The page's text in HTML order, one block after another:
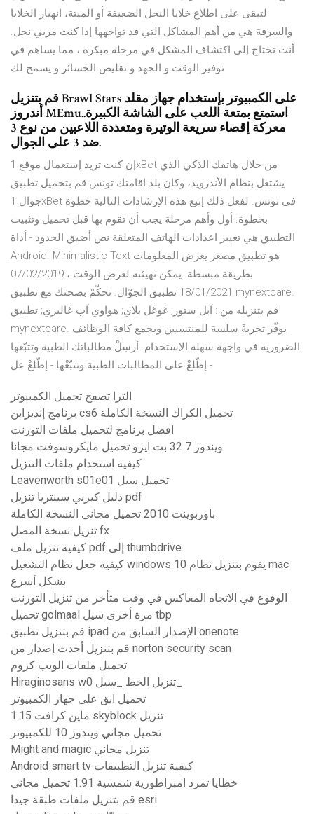
لتبقى على اطلاع خلايا النحل الضعيفة أو الميتة، انهيار الخلايا
والسرقة هي من أهم المشاكل التي قد تواجهها إذا كنت مربي نحل.
أنت تحتاج إلى اكتشاف المشكل في مرحلة مبكرة ، مما يساهم في
توفير الوقت و الجهد و تقليص الخسائر و يسمح لك
قم بتنزيل Brawl Stars على الكمبيوتر بإستخدام جهاز مقلد
أندروز MEmu.استمتع بمتعة اللعب على الشاشة الكبيرة.
معركة إقصاء سريعة الوتيرة ومتعددة اللاعبين من نوع 3
ضد 3 على الجوال.
إن كنت تريد إستعمال موقع 1xBet من خلال هاتفك الذكي الذي
يشتغل بنظام الأندرويد، وكان بلد اقامتك تونس قم بتحميل تطبيق
جوال 1xBet في تونس. لفعل ذلك إتبع هذه الإرشادات التالية خطوة
بخطوة. أول وأهم مرحلة يجب أن تقوم بها قبل تحميل وتثبيت
التطبيق هي تغيير اعدادات الهاتف المتعلقة نص أضيق الحدود - أداة
Android. Minimalistic Text هو تطبيق مصغر يعرض المعلومات
بطريقة مبسطة. يمكن تهيئته لعرض الوقت ، 07/02/2019
18/01/2021 تطبيق الجوّال. تحكّمْ بصحتك مع تطبيق mynextcare.
قم بتنزيله من : آبل ستور; غوغل بلاي; هواوي آب غاليري; تطبيق
mynextcare. يوفّر تجربةً سلسة للمنتسبين ويجمع كافة الوظائف
الضرورية في واجهة سهلة الإستخدام. أرسِلْ مطالباتك الطبية وتتبّعها
- إطّلعْ على المطالبات الطبية وتتبّعْها - إطّلعْ عل
الترا تصفح تحميل الكمبيوتر
برنامج إنديزاين cs6 تحميل الكراك النسخة الكاملة
افضل برنامج لتحميل ملفات التورنت
ويندوز 7 32 بت ايزو تحميل مايكروسوفت مجانا
كيفية استخدام ملفات التنزيل
Leavenworth s01e01 تحميل سيل
دليل كيربي سينتريا تنزيل pdf
باوربوينت 2010 تحميل مجاني النسخة الكاملة
تنزيل نسخة المصل fx
كيفية تنزيل ملف pdf إلى thumbdrive
كيفية جعل نظام التشغيل windows 10 يقوم بتنزيل نظام mac
بشكل أسرع
الوقوع في الاتجاه المعاكس في وقت متأخر من تنزيل التورنت
تحميل golmaal مرة أخرى سيل tbp
قم بتنزيل تطبيق ipad الإصدار السابق من onenote
قم بتنزيل أحدث إصدار من norton security scan
تحميل ملفات الويب كروم
تحميل ابق على جهاز الكمبيوتر
ماين كرافت 1.15 skyblock تنزيل
تحميل مجاني ويندوز 10 للكمبيوتر
Might and magic تنزيل مجاني
Android smart tv كيفية تنزيل التطبيقات
خطايا تمرد امبراطورية شمسية 1.91 تحميل مجاني
قم بتنزيل ملفات طبقة جيدا esri